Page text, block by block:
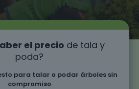
el precio de tala y
poda?
para talar o podar árboles sin
compromiso